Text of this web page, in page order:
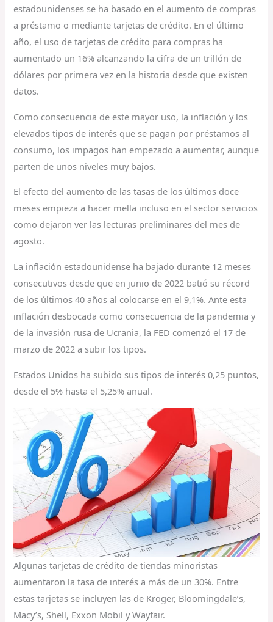
estadounidenses se ha basado en el aumento de compras
a préstamo o mediante tarjetas de crédito. En el último
año, el uso de tarjetas de crédito para compras ha
aumentado un 16% alcanzando la cifra de un trillón de
dólares por primera vez en la historia desde que existen
datos.
Como consecuencia de este mayor uso, la inflación y los
elevados tipos de interés que se pagan por préstamos al
consumo, los impagos han empezado a aumentar, aunque
parten de unos niveles muy bajos.
El efecto del aumento de las tasas de los últimos doce
meses empieza a hacer mella incluso en el sector servicios
como dejaron ver las lecturas preliminares del mes de
agosto.
La inflación estadounidense ha bajado durante 12 meses
consecutivos desde que en junio de 2022 batió su récord
de los últimos 40 años al colocarse en el 9,1%. Ante esta
inflación desbocada como consecuencia de la pandemia y
de la invasión rusa de Ucrania, la FED comenzó el 17 de
marzo de 2022 a subir los tipos.
Estados Unidos ha subido sus tipos de interés 0,25 puntos,
desde el 5% hasta el 5,25% anual.
Algunas tarjetas de crédito de tiendas minoristas
aumentaron la tasa de interés a más de un 30%. Entre
estas tarjetas se incluyen las de Kroger, Bloomingdale’s,
Macy’s, Shell, Exxon Mobil y Wayfair.